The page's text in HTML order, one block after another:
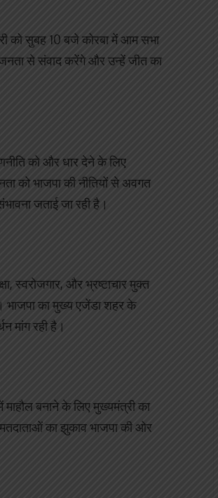
को सुबह 10 बजे कोरबा में आम सभा
जनता से संवाद करेंगे और उन्हें जीत का
को और धार देने के लिए
को भाजपा की नीतियों से अवगत
जताई जा रही है।
स्वरोजगार, और भ्रष्टाचार मुक्त
भाजपा का मुख्य एजेंडा शहर के
मांग रही है।
माहौल बनाने के लिए मुख्यमंत्री का
मतदाताओं का झुकाव भाजपा की ओर